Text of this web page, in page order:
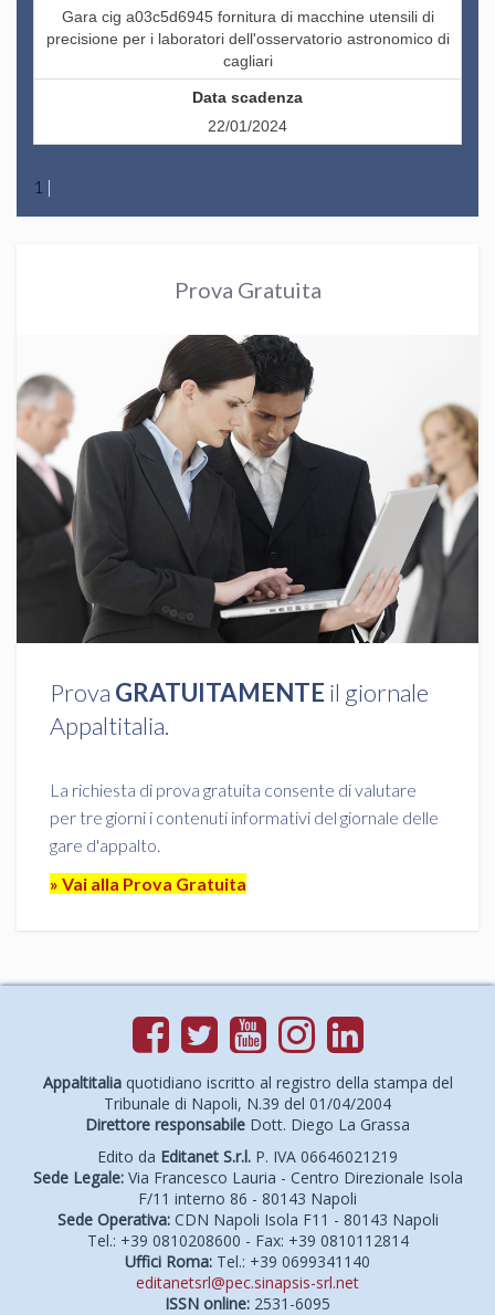
Gara cig a03c5d6945 fornitura di macchine utensili di
precisione per i laboratori dell'osservatorio astronomico di
cagliari
22/01/2024
1 |
Prova Gratuita
Prova GRATUITAMENTE il giornale
Appaltitalia.
La richiesta di prova gratuita consente di valutare
per tre giorni i contenuti informativi del giornale delle
gare d'appalto.
» Vai alla Prova Gratuita
Appaltitaliaquotidiano iscritto al registro della stampa del
Tribunale di Napoli, N.39 del 01/04/2004
Direttore responsabile Dott. Diego La Grassa
Edito da Editanet S.r.l. P. IVA 06646021219
Sede Legale:Via Francesco Lauria - Centro Direzionale Isola
F/11 interno 86 - 80143 Napoli
Sede Operativa:CDN Napoli Isola F11 - 80143 Napoli
Tel.: +39 0810208600 - Fax: +39 0810112814
Uffici Roma: Tel.: +39 0699341140
editanetsrl@pec.sinapsis-srl.net
ISSN online: 2531-6095